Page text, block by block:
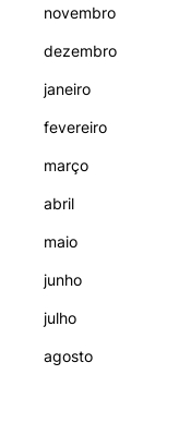
novembro
dezembro
janeiro
fevereiro
março
abril
maio
junho
julho
agosto